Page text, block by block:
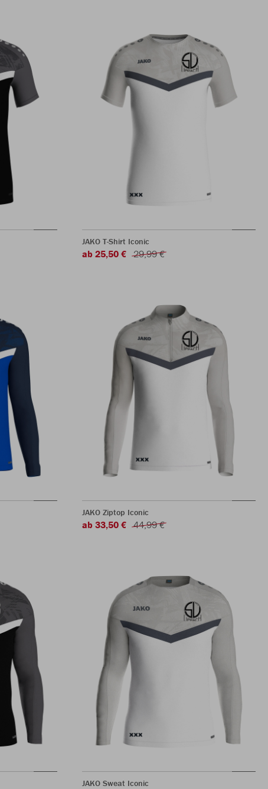
JAKO T-Shirt Iconic
ab 25,50 € 29,99 €
JAKO Ziptop Iconic
ab 33,50 € 44,99 €
JAKO Sweat Iconic